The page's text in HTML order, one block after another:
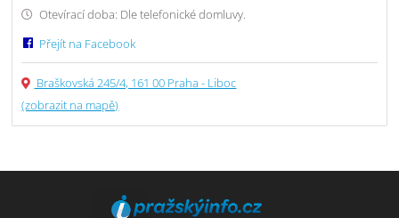
Otevírací doba: Dle telefonické domluvy.
Přejít na Facebook
Braškovská 245/4, 161 00 Praha - Liboc
(zobrazit na mapě)